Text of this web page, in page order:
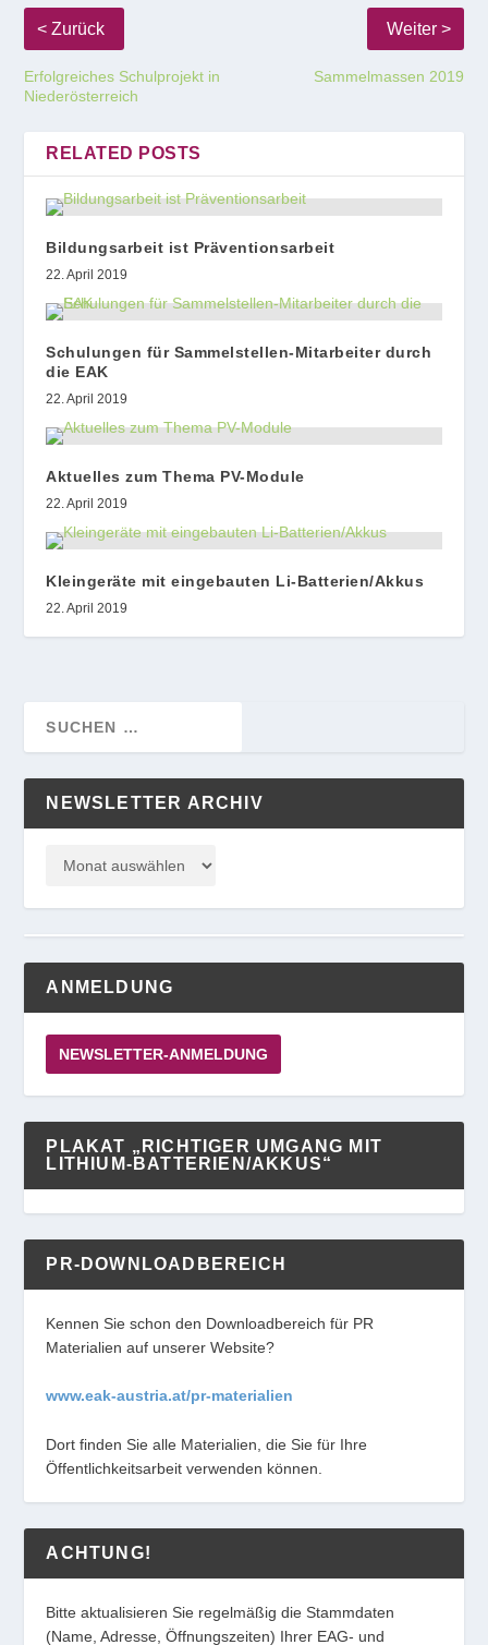
Erfolgreiches Schulprojekt in
Niederösterreich
Sammelmassen 2019
RELATED POSTS
Bildungsarbeit ist Präventionsarbeit
22. April 2019
Schulungen für Sammelstellen-Mitarbeiter durch
die EAK
22. April 2019
Aktuelles zum Thema PV-Module
22. April 2019
Kleingeräte mit eingebauten Li-Batterien/Akkus
22. April 2019
NEWSLETTER ARCHIV
ANMELDUNG
NEWSLETTER-ANMELDUNG
PLAKAT „RICHTIGER UMGANG MIT
LITHIUM-BATTERIEN/AKKUS“
PR-DOWNLOADBEREICH
Kennen Sie schon den Downloadbereich für PR
Materialien auf unserer Website?
www.eak-austria.at/pr-materialien
Dort finden Sie alle Materialien, die Sie für Ihre
Öffentlichkeitsarbeit verwenden können.
ACHTUNG!
Bitte aktualisieren Sie regelmäßig die Stammdaten
(Name, Adresse, Öffnungszeiten) Ihrer EAG- und